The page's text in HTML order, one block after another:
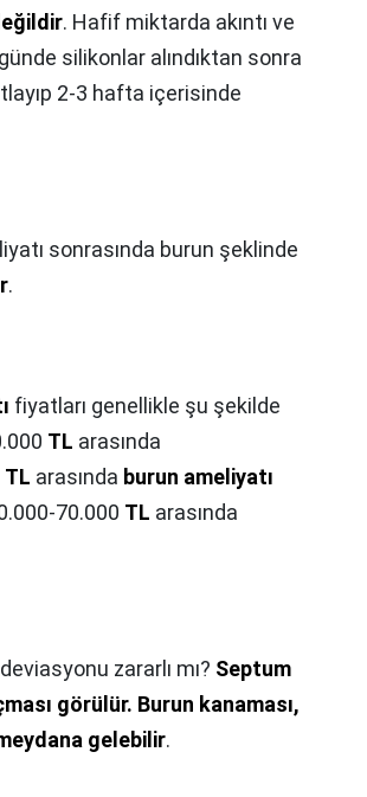
. Hafif miktarda akıntı ve
silikonlar alındıktan sonra
2-3 hafta içerisinde
sonrasında burun şeklinde
.
fiyatları genellikle şu şekilde
TL arasında
TL arasında burun ameliyatı
70.000 TL arasında
zararlı mı? Septum
görülür. Burun kanaması,
gelebilir.